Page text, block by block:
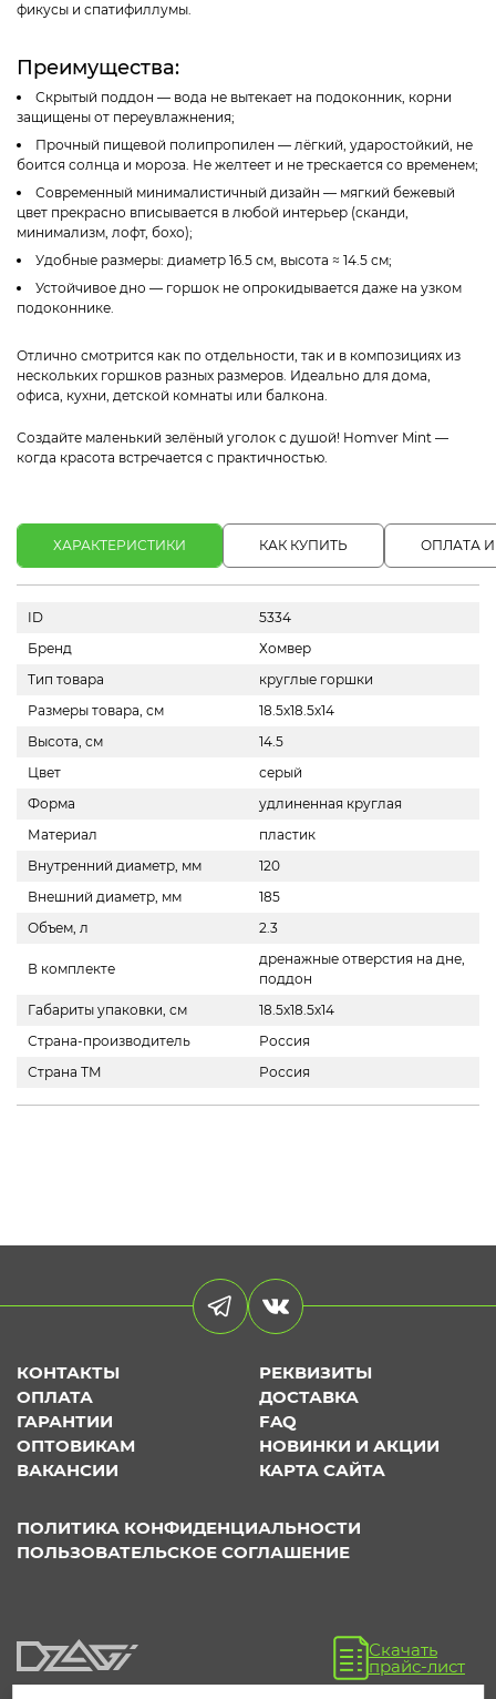
фикусы и спатифиллумы.
Преимущества:
Скрытый поддон — вода не вытекает на подоконник, корни
защищены от переувлажнения;
Прочный пищевой полипропилен — лёгкий, ударостойкий, не
боится солнца и мороза. Не желтеет и не трескается со временем;
Современный минималистичный дизайн — мягкий бежевый
цвет прекрасно вписывается в любой интерьер (сканди,
минимализм, лофт, бохо);
Удобные размеры: диаметр 16.5 см, высота ≈ 14.5 см;
Устойчивое дно — горшок не опрокидывается даже на узком
подоконнике.
Отлично смотрится как по отдельности, так и в композициях из
нескольких горшков разных размеров. Идеально для дома,
офиса, кухни, детской комнаты или балкона.
Создайте маленький зелёный уголок с душой! Homver Mint —
когда красота встречается с практичностью.
ХАРАКТЕРИСТИКИ КАК КУПИТЬ ОПЛАТА
ID
5334
Бренд
Хомвер
Тип товара
круглые горшки
Размеры товара, см
18.5х18.5х14
Высота, см
14.5
Цвет
серый
Форма
удлиненная круглая
Материал
пластик
Внутренний диаметр, мм
120
Внешний диаметр, мм
185
Объем, л
2.3
В комплекте
дренажные отверстия на дне,
поддон
Габариты упаковки, см
18.5х18.5х14
Страна-производитель
Россия
Страна ТМ
Россия
КОНТАКТЫ
РЕКВИЗИТЫ
ОПЛАТА
ДОСТАВКА
ГАРАНТИИ
FAQ
ОПТОВИКАМ
НОВИНКИ И АКЦИИ
ВАКАНСИИ
КАРТА САЙТА
ПОЛИТИКА КОНФИДЕНЦИАЛЬНОСТИ
ПОЛЬЗОВАТЕЛЬСКОЕ СОГЛАШЕНИЕ
Скачать
прайс-лист